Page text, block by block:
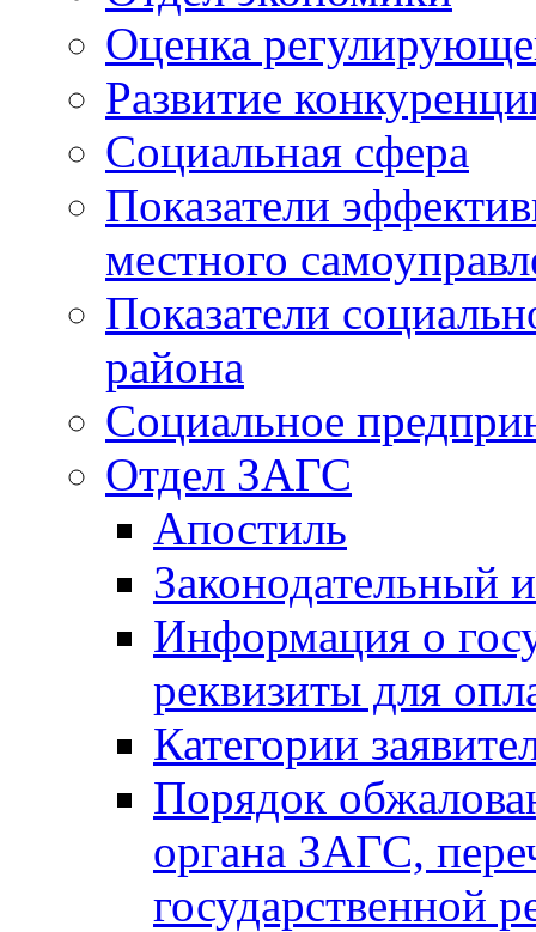
Оценка
Развитие
Социальная сфера
Показатели
местного
Показатели
района
Социальное
Отдел ЗАГС
Апостиль
Законодательный
Информация о
реквизиты для
Категории
Порядок
органа ЗАГС,
государственной